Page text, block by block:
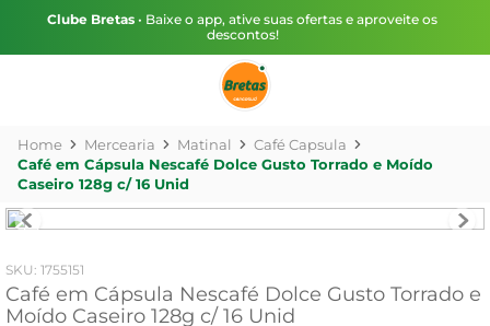
Clube Bretas • Baixe o app, ative suas ofertas e aproveite os
descontos!
Mercearia Matinal
Café Capsula
Café em Cápsula Nescafé Dolce Gusto Torrado e Moído
Caseiro 128g c/ 16 Unid
: 1755151
Café em Cápsula Nescafé Dolce Gusto Torrado e
Moído Caseiro 128g c/ 16 Unid